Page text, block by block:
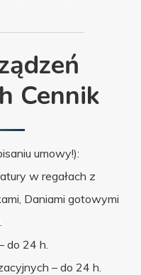
Cennik
umowy!):
w regałach z
Daniami gotowymi
do 24 h.
– do 24 h.